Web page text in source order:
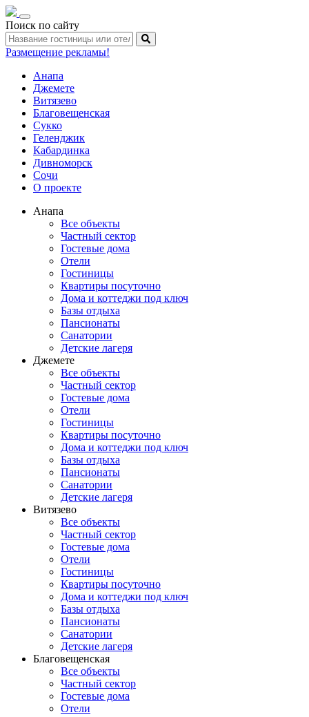
Toggle
navigation
Поиск по сайту
Размещение рекламы!
Анапа
Джемете
Витязево
Благовещенская
Сукко
Геленджик
Кабардинка
Дивноморск
Сочи
О проекте
Анапа
Все объекты
Частный сектор
Гостевые дома
Отели
Гостиницы
Квартиры посуточно
Дома и коттеджи под ключ
Базы отдыха
Пансионаты
Санатории
Детские лагеря
Джемете
Все объекты
Частный сектор
Гостевые дома
Отели
Гостиницы
Квартиры посуточно
Дома и коттеджи под ключ
Базы отдыха
Пансионаты
Санатории
Детские лагеря
Витязево
Все объекты
Частный сектор
Гостевые дома
Отели
Гостиницы
Квартиры посуточно
Дома и коттеджи под ключ
Базы отдыха
Пансионаты
Санатории
Детские лагеря
Благовещенская
Все объекты
Частный сектор
Гостевые дома
Отели